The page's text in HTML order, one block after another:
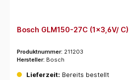
Bosch GLM150-27C (1x3,6V/ C)
Produktnummer: 211203
Hersteller: Bosch
Lieferzeit: Bereits bestellt